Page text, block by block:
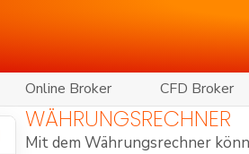
Online Broker CFD Broker
WÄHRUNGSRECHNER
Mit dem Währungsrechner